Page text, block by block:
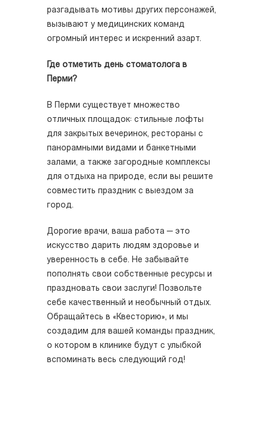
разгадывать мотивы других персонажей,
вызывают у медицинских команд
огромный интерес и искренний азарт.
Где отметить день стоматолога в
Перми?
В Перми существует множество
отличных площадок: стильные лофты
для закрытых вечеринок, рестораны с
панорамными видами и банкетными
залами, а также загородные комплексы
для отдыха на природе, если вы решите
совместить праздник с выездом за
город.
Дорогие врачи, ваша работа — это
искусство дарить людям здоровье и
уверенность в себе. Не забывайте
пополнять свои собственные ресурсы и
праздновать свои заслуги! Позвольте
себе качественный и необычный отдых.
Обращайтесь в «Квесторию», и мы
создадим для вашей команды праздник,
о котором в клинике будут с улыбкой
вспоминать весь следующий год!